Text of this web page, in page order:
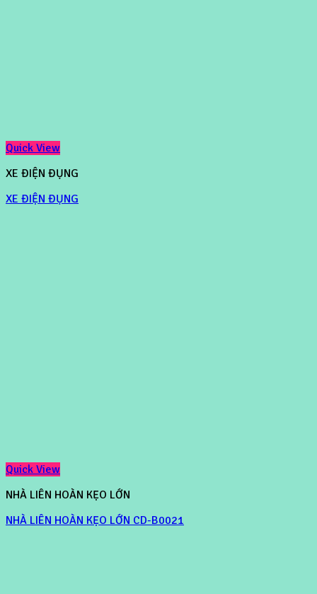
Quick View
XE ĐIỆN ĐỤNG
XE ĐIỆN ĐỤNG
Quick View
NHÀ LIÊN HOÀN KẸO LỚN
NHÀ LIÊN HOÀN KẸO LỚN CD-B0021